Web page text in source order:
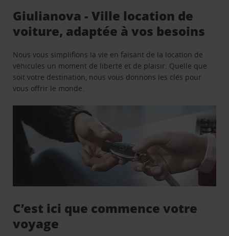
Giulianova - Ville location de
voiture, adaptée à vos besoins
Nous vous simplifions la vie en faisant de la location de
véhicules un moment de liberté et de plaisir. Quelle que
soit votre destination, nous vous donnons les clés pour
vous offrir le monde.
C’est ici que commence votre
voyage